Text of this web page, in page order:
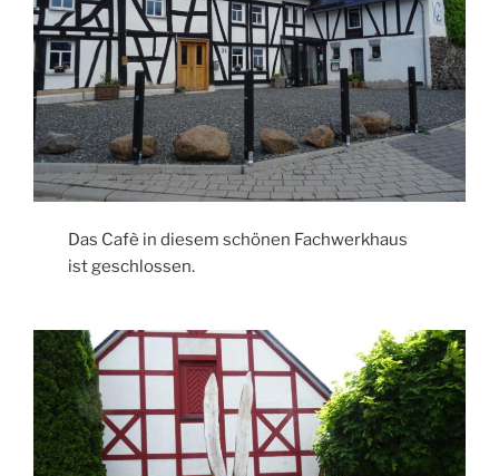
Das Cafè in diesem schönen Fachwerkhaus
ist geschlossen.